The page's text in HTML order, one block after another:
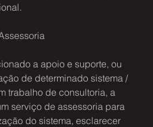
a apoio e suporte, ou
de determinado sistema /
trabalho de consultoria, a
serviço de assessoria para
do sistema, esclarecer